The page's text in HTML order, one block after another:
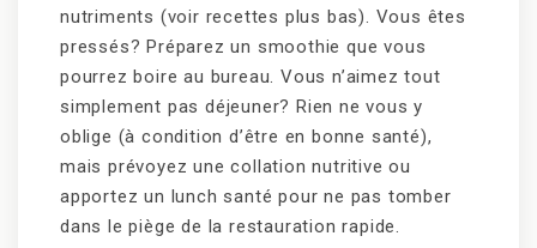
nutriments (voir recettes plus bas). Vous êtes
pressés? Préparez un smoothie que vous
pourrez boire au bureau. Vous n’aimez tout
simplement pas déjeuner? Rien ne vous y
oblige (à condition d’être en bonne santé),
mais prévoyez une collation nutritive ou
apportez un lunch santé pour ne pas tomber
dans le piège de la restauration rapide.